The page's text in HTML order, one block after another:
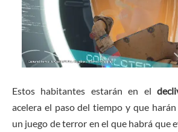
Estos habitantes estarán en el
acelera el paso del tiempo y que harán
un juego de terror en el que habrá que